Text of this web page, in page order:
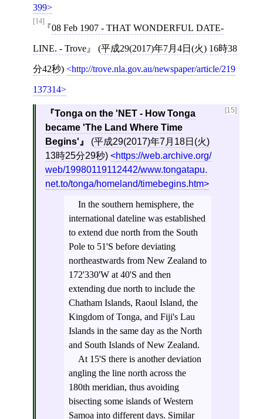
399
[14]
08 Feb 1907 - THAT WONDERFUL DATE-
LINE. - Trove (平成29(2017)年7月4日(火) 16時38
分42秒) http://trove.nla.gov.au/newspaper/article/219
137314
[15]
Tonga on the 'NET - How Tonga
became 'The Land Where Time
Begins'
(平成29(2017)年7月18日(火)
13時25分29秒)
https://web.archive.org/
web/19980119112442/www.tongatapu.
net.to/tonga/homeland/timebegins.htm
In the southern hemisphere, the
international dateline was established
to extend due north from the South
Pole to 51'S before deviating
northeastwards from New Zealand to
172'330'W at 40'S and then
extending due north to include the
Chatham Islands, Raoul Island, the
Kingdom of Tonga, and Fiji's Lau
Islands in the same day as the North
and South Islands of New Zealand.
At 15'S there is another deviation
angling the line north across the
180th meridian, thus avoiding
bisecting some islands of Western
Samoa into different days. Similar